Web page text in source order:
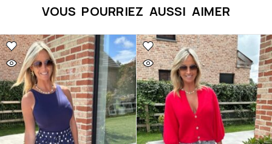
VOUS POURRIEZ AUSSI AIMER